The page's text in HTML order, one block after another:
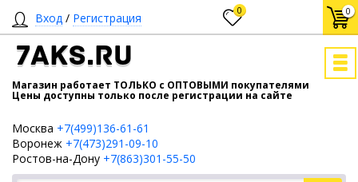
Вход / Регистрация 0 0
7AKS.RU
Магазин работает ТОЛЬКО с ОПТОВЫМИ покупателями
Цены доступны только после регистрации на сайте
Москва +7(499)136-61-61
Воронеж +7(473)291-09-10
Ростов-на-Дону +7(863)301-55-50